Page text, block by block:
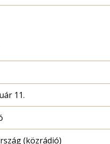
11.
(közrádió)